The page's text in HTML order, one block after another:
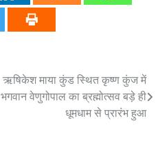
ऋषिकेश माया कुंड स्थित कृष्ण कुंज में
भगवान वेणुगोपाल का ब्रह्मोत्सव बड़े ही
धूमधाम से प्रारंभ हुआ